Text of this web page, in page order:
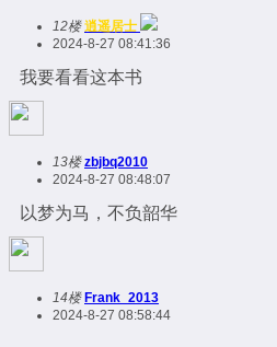
12楼 逍遥居士
2024-8-27 08:41:36
我要看看这本书
13楼 zbjbq2010
2024-8-27 08:48:07
以梦为马，不负韶华
14楼 Frank_2013
2024-8-27 08:58:44